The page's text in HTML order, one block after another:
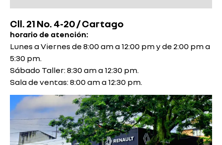
Cll. 21 No. 4-20 / Cartago
horario de atención:
Lunes a Viernes de 8:00 am a 12:00 pm y de 2:00 pm a
5:30 pm.
Sábado Taller: 8:30 am a 12:30 pm.
Sala de ventas: 8:00 am a 12:30 pm.